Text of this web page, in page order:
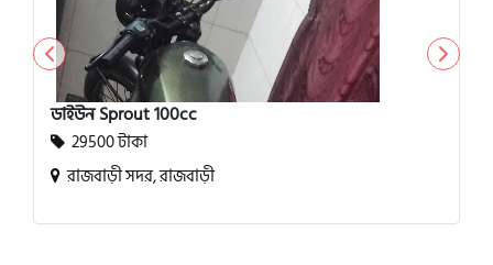
ডাইউন Sprout 100cc
29500 টাকা
রাজবাড়ী সদর, রাজবাড়ী